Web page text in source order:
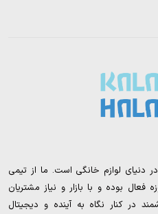
در دنیای لوازم خانگی است. ما از تیمی
بوده و با بازار و نیاز مشتریان
در کنار نگاه به آینده و دیجیتال